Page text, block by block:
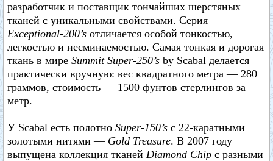
разработчик и поставщик тончайших шерстяных
тканей с уникальными свойствами. Серия
Exceptional-200’s отличается особой тонкостью,
легкостью и несминаемостью. Самая тонкая и дорогая
ткань в мире Summit Super-250’s by Scabal делается
практически вручную: вес квадратного метра — 280
граммов, стоимость — 1500 фунтов стерлингов за
метр.
У Scabal есть полотно Super-150’s с 22-каратными
золотыми нитями — Gold Treasure. В 2007 году
выпущена коллекция тканей Diamond Chip с разными